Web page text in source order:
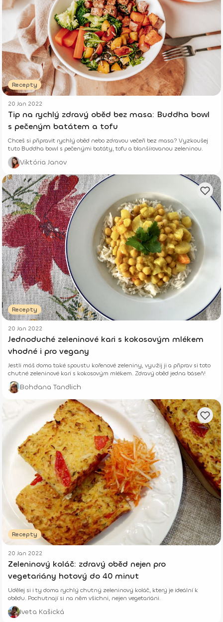
Recepty
20 Jan 2022
Tip na rychlý zdravý oběd bez masa: Buddha bowl
s pečeným batátem a tofu
Chceš si připravit rychlý oběd nebo zdravou večeři bez masa? Vyzkoušej
tuto Buddha bowl s pečenými batáty, tofu a blanšírovanou zeleninou.
Viktória Janov
Recepty
20 Jan 2022
Jednoduché zeleninové kari s kokosovým mlékem
vhodné i pro vegany
Jestli máš doma také spoustu kořenové zeleniny, využij ji a připrav si toto
chutné zeleninové kari s kokosovým mlékem. Zdravý oběd jedna báseň!
Bohdana Tandlich
Recepty
20 Jan 2022
Zeleninový koláč: zdravý oběd nejen pro
vegetariány hotový do 40 minut
Udělej si i ty doma rychlý chutný zeleninový koláč, který je ideální k
obědu. Pochutnají si na něm všichni, nejen vegetariáni.
Iveta Kašická